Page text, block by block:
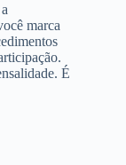
marca
É